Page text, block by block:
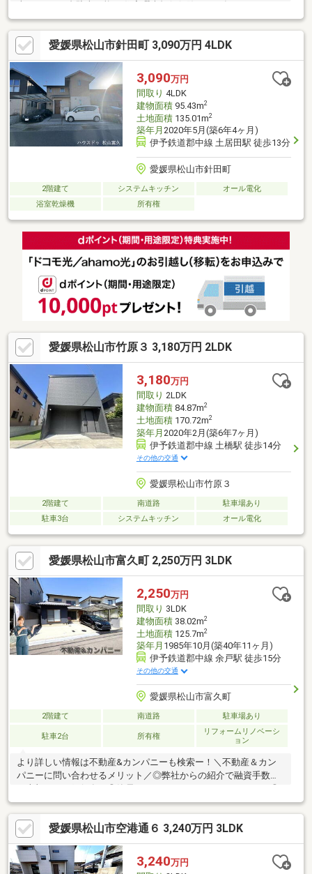
車スペース2台駐車可能 ≫住宅瑕疵担保保険（１０年）、シロア
リ保障（１０年）、地盤保障(10年)【周辺環境】さくら小学校ま
で徒歩約14分たちばな小学校まで徒歩約1分 さくら小学校エリ
アとなりますが、越境通学申請を行うことでたちばな小学校への
通学も可能となります。学校やスーパーが近く、子育てにも嬉し
い立地です(^^)/
愛媛県松山市針田町 3,090万円 4LDK
3,090万円
間取り 4LDK
建物面積95.43m2
土地面積135.01m2
築年月 2020年5月(築6年4ヶ月)
伊予鉄道郡中線 土居田駅 徒歩13分
愛媛県松山市針田町
2階建て システムキッチン
オール電化
浴室乾燥機
所有権
愛媛県松山市竹原３ 3,180万円 2LDK
3,180万円
間取り 2LDK
建物面積84.87m2
土地面積170.72m2
築年月 2020年2月(築6年7ヶ月)
伊予鉄道郡中線 土橋駅 徒歩14分
その他の交通
愛媛県松山市竹原３
2階建て 南道路
駐車場あり
駐車3台
システムキッチン オール電化
愛媛県松山市富久町 2,250万円 3LDK
2,250万円
間取り 3LDK
建物面積38.02m2
土地面積125.7m2
築年月 1985年10月(築40年11ヶ月)
伊予鉄道郡中線 余戸駅 徒歩15分
その他の交通
愛媛県松山市富久町
2階建て 南道路 駐車場あり
駐車2台 所有権
リフォームリノベーシ
ョン
より詳しい情報は不動産&カンパニーも検索ー！＼不動産＆カン
パニーに問い合わせるメリット／◎弊社からの紹介で融資手数料
追加工事の提案と価格に自信があります！◎金額的に最小限で済
む買い方教えます！◎他社掲載の物件も含んでご案内ツアー可
能！物件を比較できます！◎楽しい！ってよく言われます(^^)/弊
社のHPにも書ききれない情報公開しておりますので、詳しくはそ
ちらもご覧ください
愛媛県松山市空港通６ 3,240万円 3LDK
3,240万円